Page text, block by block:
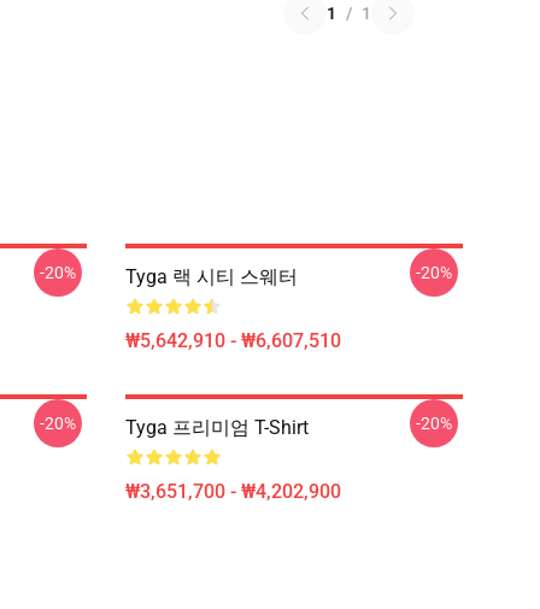
1 / 1
-20% Tyga 랙 시티 스웨터
₩5,642,910 - ₩6,607,510
-20%
-20% Tyga 프리미엄 T-Shirt
₩3,651,700 - ₩4,202,900
-20%